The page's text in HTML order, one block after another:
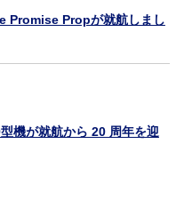
Promise Propが就航しまし
機が就航から 20 周年を迎